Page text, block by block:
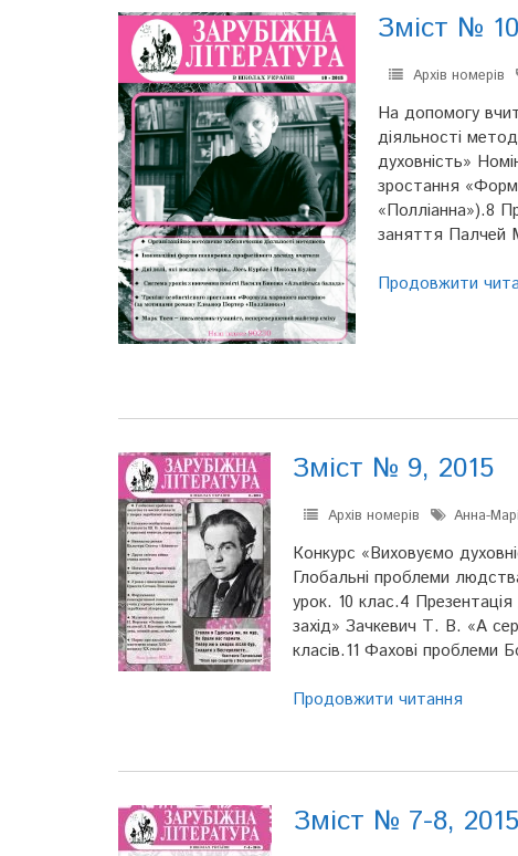
Зміст №
Архів номерів
На допомогу
діяльності
духовність»
зростання
«Полліанна»).8
заняття Палчей
Продовжити
Зміст № 9, 2015
Архів номерів Анна-
Конкурс «Виховуємо
Глобальні проблеми
урок. 10 клас.4
захід» Зачкевич Т. В. «А
класів.11 Фахові проблеми
Продовжити читання
Зміст № 7-8, 2015